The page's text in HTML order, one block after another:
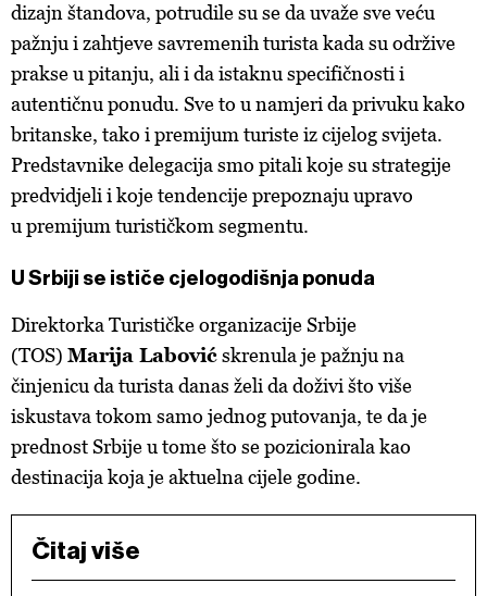
dizajn štandova, potrudile su se da uvaže sve veću
pažnju i zahtjeve savremenih turista kada su održive
prakse u pitanju, ali i da istaknu specifičnosti i
autentičnu ponudu. Sve to u namjeri da privuku kako
britanske, tako i premijum turiste iz cijelog svijeta.
Predstavnike delegacija smo pitali koje su strategije
predvidjeli i koje tendencije prepoznaju upravo
u premijum turističkom segmentu.
U Srbiji se ističe cjelogodišnja ponuda
Direktorka Turističke organizacije Srbije
(TOS) Marija Labovićskrenula je pažnju na
činjenicu da turista danas želi da doživi što više
iskustava tokom samo jednog putovanja, te da je
prednost Srbije u tome što se pozicionirala kao
destinacija koja je aktuelna cijele godine.
Čitaj više